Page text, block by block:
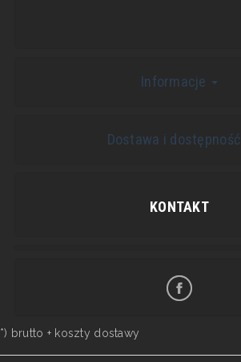
Informacje
Dostawa i dostępność
KONTAKT
*) brutto + koszty dostawy